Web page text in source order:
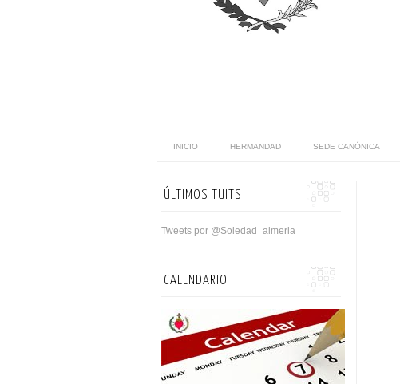
INICIO HERMANDAD SEDE CANÓNICA
ÚLTIMOS TUITS
Tweets por @Soledad_almeria
CALENDARIO